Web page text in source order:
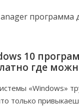
10
где
«Windows»
только